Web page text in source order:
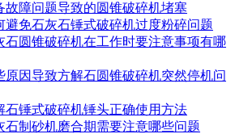
故障问题导致的圆锥破碎机堵塞
避免石灰石锤式破碎机过度粉碎问题
石圆锥破碎机在工作时要注意事项有哪
原因导致方解石圆锥破碎机突然停机问
石锤式破碎机锤头正确使用方法
石制砂机磨合期需要注意哪些问题